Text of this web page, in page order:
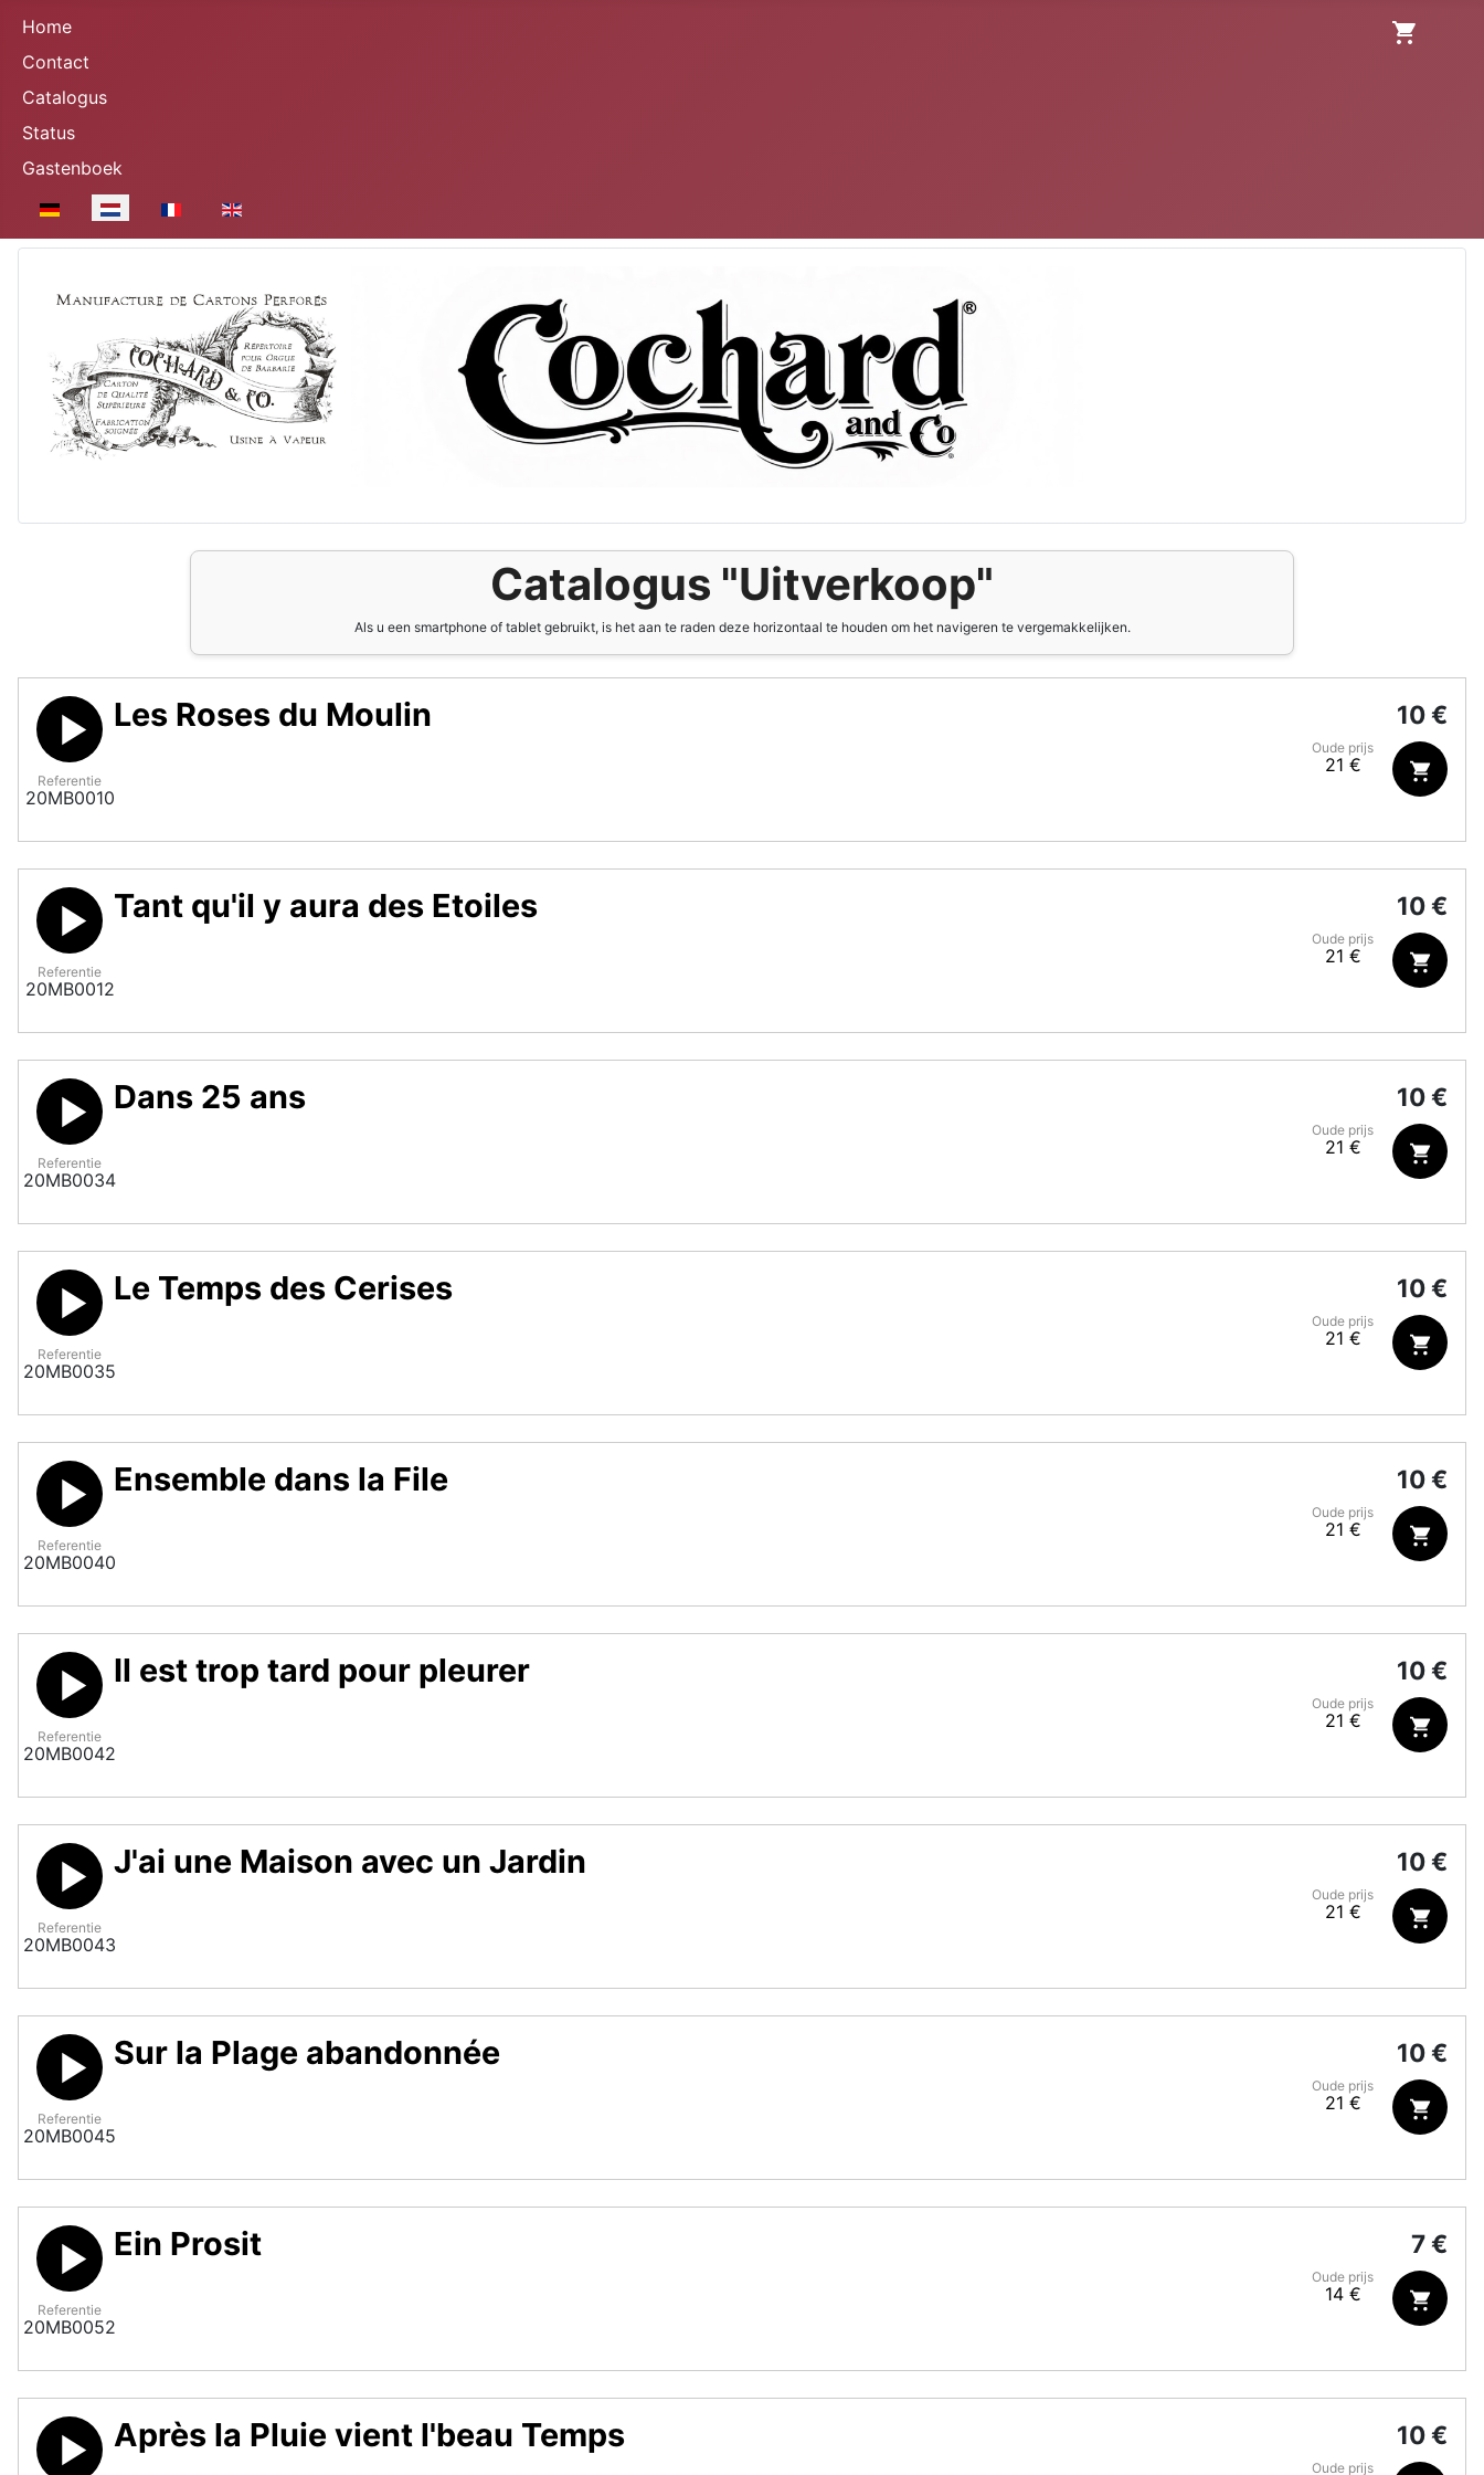
Home
Contact
Catalogus
Status
Gastenboek
Selecteer de taal
Catalogus "Uitverkoop"
Als u een smartphone of tablet gebruikt, is het aan te raden deze horizontaal te houden om het navigeren te vergemakkelijken.
Referentie
20MB0010
Les Roses du Moulin
Oude prijs
21 €
10 €
Referentie
20MB0012
Tant qu'il y aura des Etoiles
Oude prijs
21 €
10 €
Referentie
20MB0034
Dans 25 ans
Oude prijs
21 €
10 €
Referentie
20MB0035
Le Temps des Cerises
Oude prijs
21 €
10 €
Referentie
20MB0040
Ensemble dans la File
Oude prijs
21 €
10 €
Referentie
20MB0042
Il est trop tard pour pleurer
Oude prijs
21 €
10 €
Referentie
20MB0043
J'ai une Maison avec un Jardin
Oude prijs
21 €
10 €
Referentie
20MB0045
Sur la Plage abandonnée
Oude prijs
21 €
10 €
Referentie
20MB0052
Ein Prosit
Oude prijs
14 €
7 €
Après la Pluie vient l'beau Temps
Oude prijs
10 €